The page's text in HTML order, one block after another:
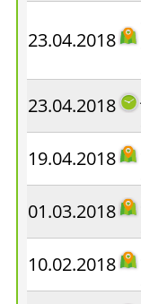
23.04.2018
23.04.2018
19.04.2018
01.03.2018
10.02.2018